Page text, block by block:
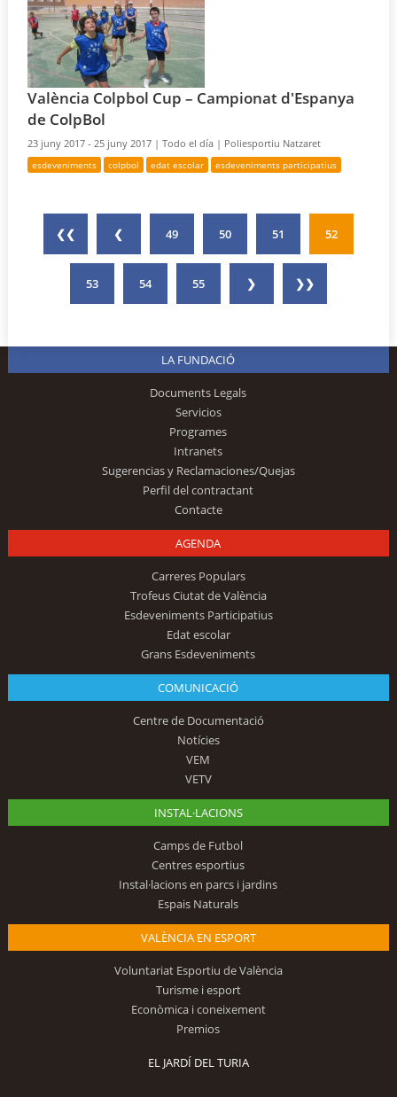
València Colpbol Cup – Campionat d'Espanya
de ColpBol
23 juny 2017 - 25 juny 2017 |Todo el día | Poliesportiu Natzaret
esdeveniments colpbol edat escolar esdeveniments participatius
❮❮ ❮ 49 50 51 52
53 54 55 ❯ ❯❯
LA FUNDACIÓ
Documents Legals
Servicios
Programes
Intranets
Sugerencias y Reclamaciones/Quejas
Perfil del contractant
Contacte
AGENDA
Carreres Populars
Trofeus Ciutat de València
Esdeveniments Participatius
Edat escolar
Grans Esdeveniments
COMUNICACIÓ
Centre de Documentació
Notícies
VEM
VETV
INSTAL·LACIONS
Camps de Futbol
Centres esportius
Instal·lacions en parcs i jardins
Espais Naturals
VALÈNCIA EN ESPORT
Voluntariat Esportiu de València
Turisme i esport
Econòmica i coneixement
Premios
EL JARDÍ DEL TURIA